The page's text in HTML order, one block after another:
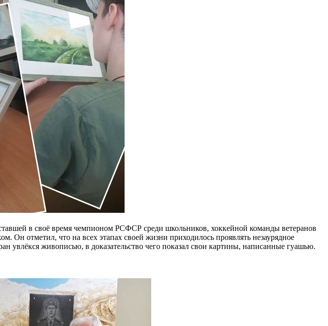
в своё время чемпионом РСФСР среди школьников, хоккейной команды ветеранов
Он отметил, что на всех этапах своей жизни приходилось проявлять незаурядное
увлёкся живописью, в доказательство чего показал свои картины, написанные гуашью.